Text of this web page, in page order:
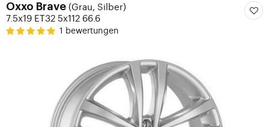
Oxxo Brave (Grau, Silber)
7.5x19 ET32 5x112 66.6
1 bewertungen